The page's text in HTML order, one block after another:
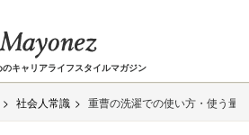
キャリアライフスタイルマガジン
社会人常識 重曹の洗濯での使い方・使う量